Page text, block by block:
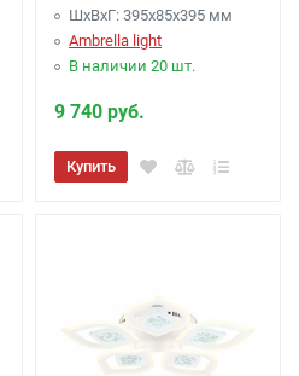
ШхВхГ: 395x85x395 мм
Ambrella light
В наличии 20 шт.
9 740 руб.
Купить